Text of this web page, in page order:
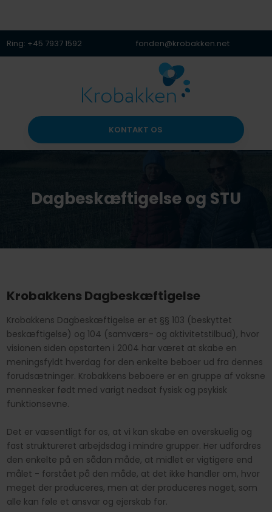
Ring: +45 7937 1592 fonden@krobakken.net
KONTAKT OS​
Dagbeskæftigelse og STU
Krobakkens Dagbeskæftigelse
Krobakkens Dagbeskæftigelse er et §§ 103 (beskyttet
beskæftigelse) og 104 (samværs- og aktivitetstilbud), hvor
visionen siden opstarten i 2004 har været at skabe en
meningsfyldt hverdag for den enkelte beboer ud fra dennes
forudsætninger. Krobakkens beboere er en gruppe af voksne
mennesker født med varigt nedsat fysisk og psykisk
funktionsevne.
Det er væsentligt for os, at vi kan skabe en overskuelig og
fast struktureret arbejdsdag i mindre grupper. Her udfordres
den enkelte på en sådan måde, at midlet er vigtigere end
målet - forstået på den måde, at det ikke handler om, hvor
meget der produceres, men at der produceres noget, som
alle kan føle et ansvar og ejerskab for.